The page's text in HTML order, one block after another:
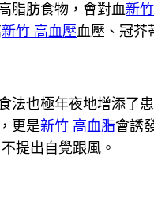
脂肪食物，會對血新
新竹 高血壓血壓、冠芥
法也極年夜地增添了
更是新竹 高血脂會誘
提出自覺跟風。